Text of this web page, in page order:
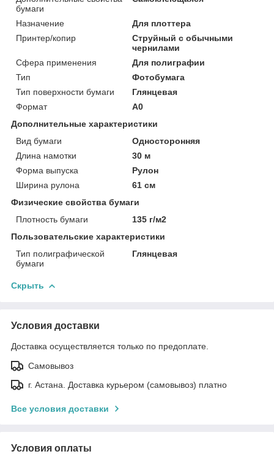
бумаги
Назначение
Для плоттера
Принтер/копир
Струйный с обычными
чернилами
Сфера применения
Для полиграфии
Тип
Фотобумага
Тип поверхности бумаги
Глянцевая
Формат
A0
Дополнительные характеристики
Вид бумаги
Односторонняя
Длина намотки
30 м
Форма выпуска
Рулон
Ширина рулона
61 см
Физические свойства бумаги
Плотность бумаги
135 г/м2
Пользовательские характеристики
Тип полиграфической
бумаги
Глянцевая
Скрыть
Условия доставки
Доставка осуществляется только по предоплате.
Самовывоз
г. Астана. Доставка курьером (самовывоз) платно
Все условия доставки
Условия оплаты